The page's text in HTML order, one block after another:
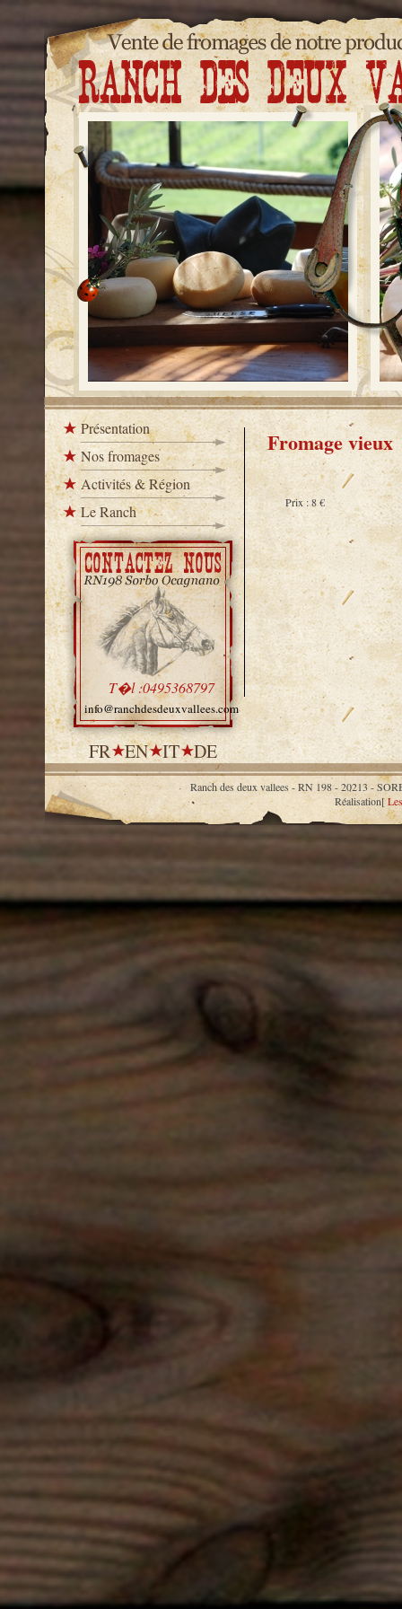
Présentation
Nos fromages
Activités & Région
Le Ranch
T�l :0495368797
info@ranchdesdeuxvallees.com
FR EN IT DE
Fromage vieux
Prix : 8 €
Ranch des deux vallees - RN 198 - 20213 -
Réalisation[